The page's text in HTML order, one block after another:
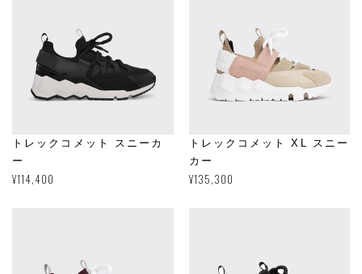
トレックコメット スニーカ
ー
通
¥114,400
トレックコメット XL スニー
カー
通
¥135,300